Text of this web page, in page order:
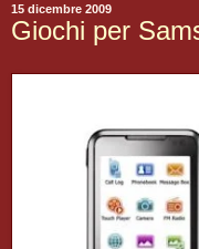
15 dicembre 2009
Giochi per